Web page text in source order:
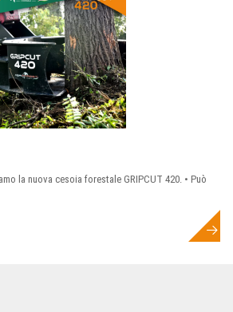
la nuova cesoia forestale GRIPCUT 420. • Può